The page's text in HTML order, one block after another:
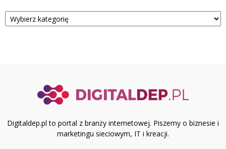
Kategorie
Digitaldep.pl to portal z branży internetowej. Piszemy o biznesie i
marketingu sieciowym, IT i kreacji.